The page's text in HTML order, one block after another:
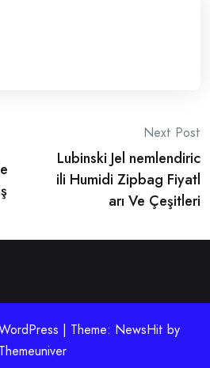
Next Post
Lubinski Jel nemlendiric
ili Humidi Zipbag Fiyatl
arı Ve Çeşitleri
| Theme: NewsHit by
Themeuniver